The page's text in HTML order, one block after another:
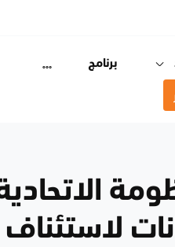
برنامج
لاستئناف